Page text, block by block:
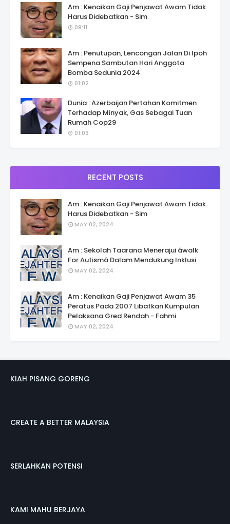
Am : Kenaikan Gaji Penjawat Awam Tidak
Harus Didebatkan - Sim
09:11
Am : Penutupan, Lencongan Jalan Di Ipoh
Sempena Sambutan Hari Anggota
Bomba Sedunia 2024
01:02
Dunia : Azerbaijan Pertahan Komitmen
Terhadap Minyak, Gas Sebagai Tuan
Rumah Cop29
01:03
RECENT POSTS
Am : Kenaikan Gaji Penjawat Awam Tidak
Harus Didebatkan - Sim
MAY 02, 2024
Am : Sekolah Taarana Menerajui âwalk
For Autismâ Dalam Mendukung Inklusi
MAY 02, 2024
Am : Kenaikan Gaji Penjawat Awam 35
Peratus Pada 2007 Libatkan Kumpulan
Pelaksana Gred Rendah - Fahmi
MAY 02, 2024
KIAH PISANG GORENG
CREATE A BETTER MALAYSIA
SERLAHKAN POTENSI
KAMI MAHU BERJAYA